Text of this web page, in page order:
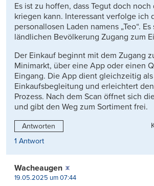
Es ist zu hoffen, dass Tegut doch noch
kriegen kann. Interessant verfolge ich
personallosen Laden namens „Teo“.
ländlichen Bevölkerung Zugang zum
Der Einkauf beginnt mit dem Zugang
Minimarkt, über eine App oder einen
Eingang. Die App dient gleichzeitig
Einkaufsbegleitung und erleichtert
Prozess. Nach dem Scan öffnet sich
und gibt den Weg zum Sortiment frei.
Antworten
1 Antwort
Wacheaugen
19.05.2025 um 07:44